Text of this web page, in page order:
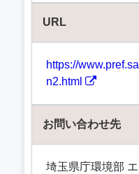
URL
https://
n2.html
お問い合わせ先
埼玉県庁環境部